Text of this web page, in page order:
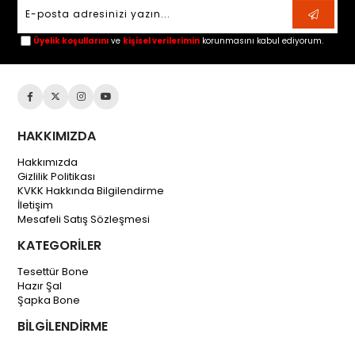
Üyelik koşullarını ve kişisel verilerimin korunmasını kabul ediyorum.
HAKKIMIZDA
Hakkımızda
Gizlilik Politikası
KVKK Hakkında Bilgilendirme
İletişim
Mesafeli Satış Sözleşmesi
KATEGORİLER
Tesettür Bone
Hazır Şal
Şapka Bone
BİLGİLENDİRME